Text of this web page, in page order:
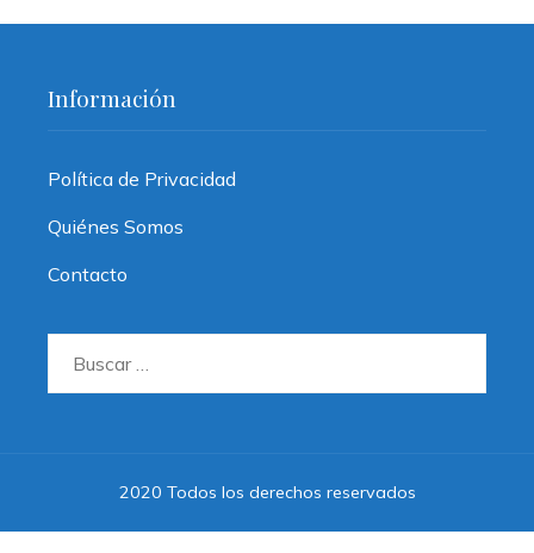
Información
Política de Privacidad
Quiénes Somos
Contacto
2020 Todos los derechos reservados